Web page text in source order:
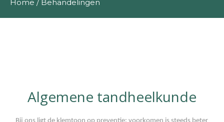
Home / Behandelingen
Algemene tandheelkunde